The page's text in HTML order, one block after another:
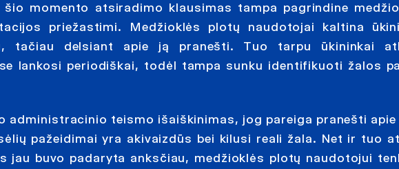
momento atsiradimo klausimas tampa pagrindine
priežastimi. Medžioklės plotų naudotojai kaltina
tačiau delsiant apie ją pranešti. Tuo tarpu ūkininkai
lankosi periodiškai, todėl tampa sunku identifikuoti žalos
administracinio teismo išaiškinimas, jog pareiga pranešti
pažeidimai yra akivaizdūs bei kilusi reali žala. Net ir tuo
jau buvo padaryta anksčiau, medžioklės plotų naudotojui